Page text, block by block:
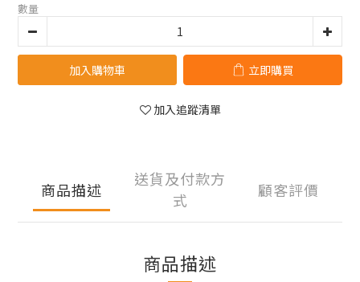
數量
加入購物車 立即購買
加入追蹤清單
商品描述
送貨及付款方
式
顧客評價
商品描述